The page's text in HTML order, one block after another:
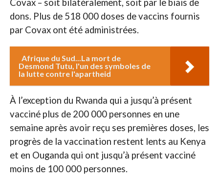
Covax – soit bilatéralement, soit par le biais de
dons. Plus de 518 000 doses de vaccins fournis
par Covax ont été administrées.
Afrique du Sud...La mort de
Desmond Tutu, l'un des symboles de
la lutte contre l'apartheid
À l’exception du Rwanda qui a jusqu’à présent
vacciné plus de 200 000 personnes en une
semaine après avoir reçu ses premières doses, les
progrès de la vaccination restent lents au Kenya
et en Ouganda qui ont jusqu’à présent vacciné
moins de 100 000 personnes.